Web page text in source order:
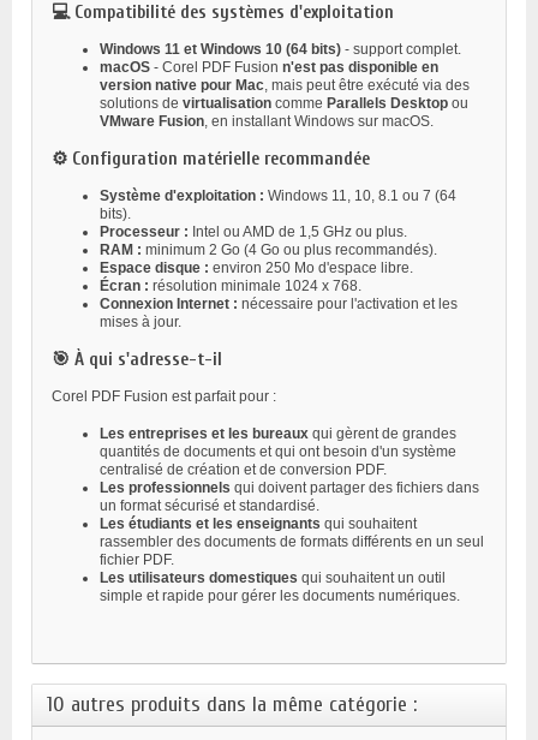
💻 Compatibilité des systèmes d'exploitation
Windows 11 et Windows 10 (64 bits) - support complet.
macOS - Corel PDF Fusion n'est pas disponible en
version native pour Mac, mais peut être exécuté via des
solutions de virtualisation comme Parallels Desktop ou
VMware Fusion, en installant Windows sur macOS.
⚙️ Configuration matérielle recommandée
Système d'exploitation : Windows 11, 10, 8.1 ou 7 (64
bits).
Processeur : Intel ou AMD de 1,5 GHz ou plus.
RAM : minimum 2 Go (4 Go ou plus recommandés).
Espace disque : environ 250 Mo d'espace libre.
Écran : résolution minimale 1024 x 768.
Connexion Internet : nécessaire pour l'activation et les
mises à jour.
🎯 À qui s'adresse-t-il
Corel PDF Fusion est parfait pour :
Les entreprises et les bureaux qui gèrent de grandes
quantités de documents et qui ont besoin d'un système
centralisé de création et de conversion PDF.
Les professionnels qui doivent partager des fichiers dans
un format sécurisé et standardisé.
Les étudiants et les enseignants qui souhaitent
rassembler des documents de formats différents en un seul
fichier PDF.
Les utilisateurs domestiques qui souhaitent un outil
simple et rapide pour gérer les documents numériques.
10 autres produits dans la même catégorie :